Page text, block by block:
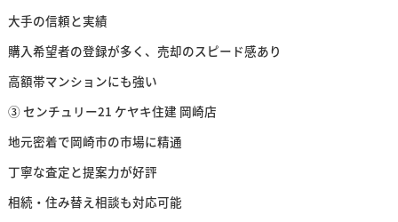
大手の信頼と実績
購入希望者の登録が多く、売却のスピード感あり
高額帯マンションにも強い
③ センチュリー21 ケヤキ住建 岡崎店
地元密着で岡崎市の市場に精通
丁寧な査定と提案力が好評
相続・住み替え相談も対応可能